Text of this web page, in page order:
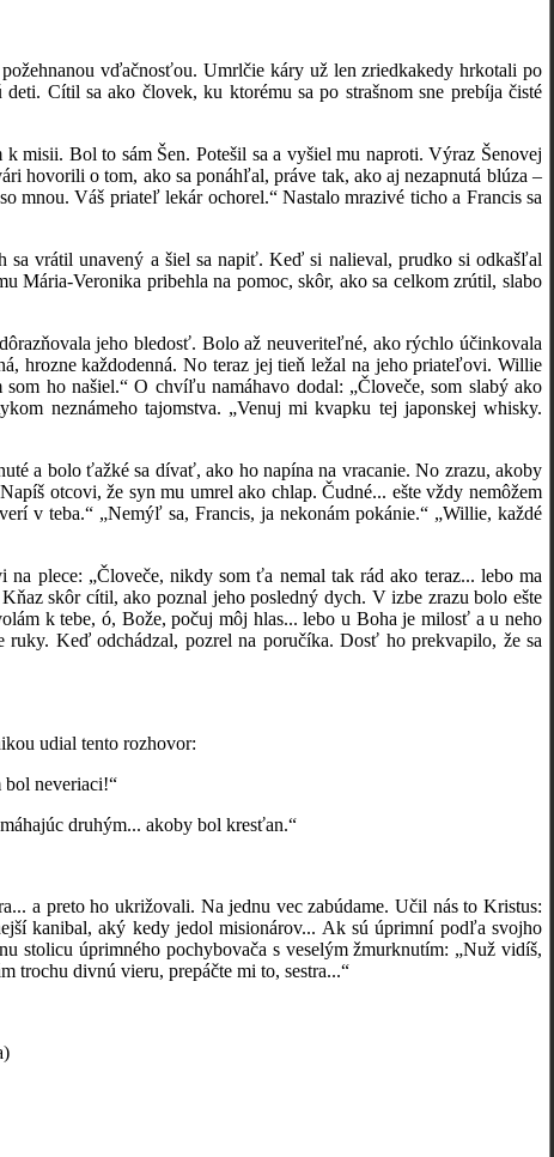
vďačnosťou. Umrlčie káry už len zriedkakedy hrkotali po
Cítil sa ako človek, ku ktorému sa po strašnom sne prebíja čisté
Bol to sám Šen. Potešil sa a vyšiel mu naproti. Výraz Šenovej
hovorili o tom, ako sa ponáhľal, práve tak, ako aj nezapnutá blúza –
mnou. Váš priateľ lekár ochorel.“ Nastalo mrazivé ticho a Francis sa
unavený a šiel sa napiť. Keď si nalieval, prudko si odkašľal
Mária-Veronika pribehla na pomoc, skôr, ako sa celkom zrútil, slabo
jeho bledosť. Bolo až neuveriteľné, ako rýchlo účinkovala
hrozne každodenná. No teraz jej tieň ležal na jeho priateľovi. Willie
ho našiel.“ O chvíľu namáhavo dodal: „Človeče, som slabý ako
neznámeho tajomstva. „Venuj mi kvapku tej japonskej whisky.
bolo ťažké sa dívať, ako ho napína na vracanie. No zrazu, akoby
otcovi, že syn mu umrel ako chlap. Čudné... ešte vždy nemôžem
v teba.“ „Nemýľ sa, Francis, ja nekonám pokánie.“ „Willie, každé
„Človeče, nikdy som ťa nemal tak rád ako teraz... lebo ma
skôr cítil, ako poznal jeho posledný dych. V izbe zrazu bolo ešte
k tebe, ó, Bože, počuj môj hlas... lebo u Boha je milosť a u neho
Keď odchádzal, pozrel na poručíka. Dosť ho prekvapilo, že sa
udial tento rozhovor:
neveriaci!“
druhým... akoby bol kresťan.“
preto ho ukrižovali. Na jednu vec zabúdame. Učil nás to Kristus:
kanibal, aký kedy jedol misionárov... Ak sú úprimní podľa svojho
stolicu úprimného pochybovača s veselým žmurknutím: „Nuž vidíš,
trochu divnú vieru, prepáčte mi to, sestra...“